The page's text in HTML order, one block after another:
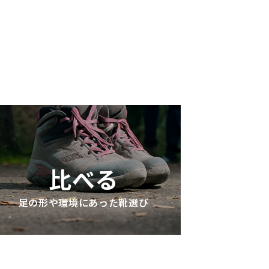
比べる
足の形や環境にあった靴選び